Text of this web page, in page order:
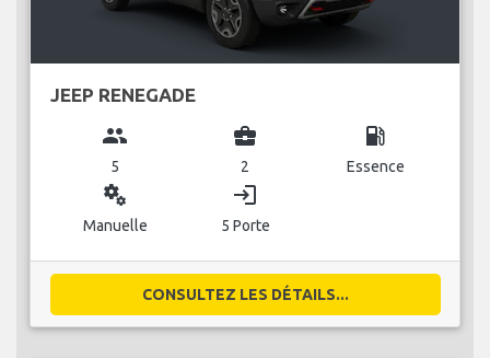
JEEP RENEGADE
group
5
business_center
2
local_gas_station
Essence
miscellaneous_services
Manuelle
login
5 Porte
CONSULTEZ LES DÉTAILS...